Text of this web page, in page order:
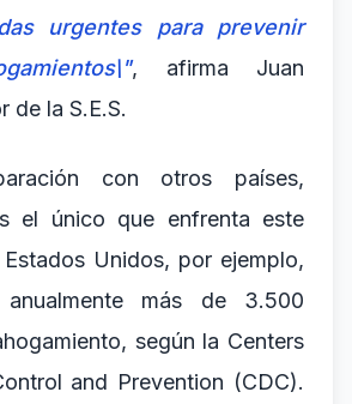
urgentes para prevenir
, afirma Juan
de la S.E.S.
con otros países,
el único que enfrenta este
Unidos, por ejemplo,
más de 3.500
según la Centers
and Prevention (CDC).